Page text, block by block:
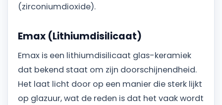
(zirconiumdioxide).
Emax (Lithiumdisilicaat)
Emax is een lithiumdisilicaat glas-keramiek
dat bekend staat om zijn doorschijnendheid.
Het laat licht door op een manier die sterk lijkt
op glazuur, wat de reden is dat het vaak wordt